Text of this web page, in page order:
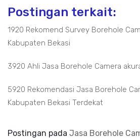
Postingan terkait:
1920 Rekomend Survey Borehole
Kabupaten Bekasi
3920 Ahli Jasa Borehole Camera
5920 Rekomendasi Jasa Borehole
Kabupaten Bekasi Terdekat
Postingan pada Jasa Borehole